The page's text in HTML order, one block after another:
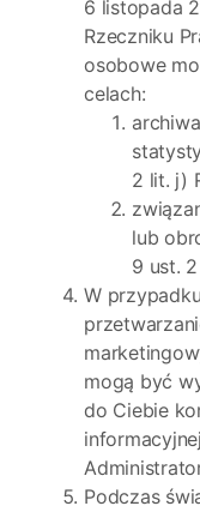
6 listopada
Rzeczniku
osobowe
celach:
2 lit. j)
lub
9 ust.
W
mogą być
do Ciebie
Podczas